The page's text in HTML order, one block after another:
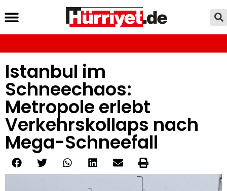
Istanbul im
Schneechaos:
Metropole erlebt
Verkehrskollaps nach
Mega-Schneefall